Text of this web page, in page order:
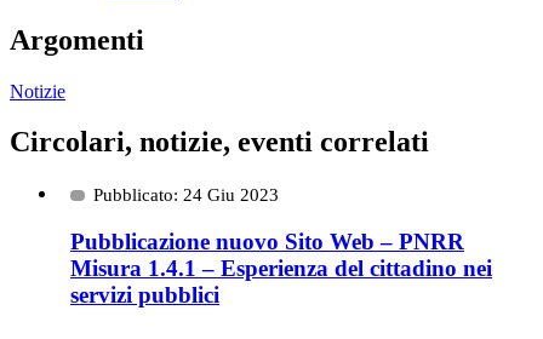
Argomenti
Notizie
Circolari, notizie, eventi correlati
Pubblicato: 24 Giu 2023
Pubblicazione nuovo Sito Web – PNRR
Misura 1.4.1 – Esperienza del cittadino nei
servizi pubblici